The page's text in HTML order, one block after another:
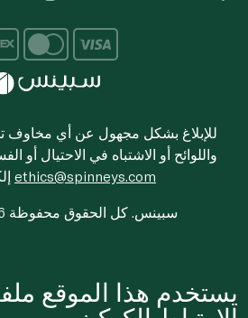
للإبلاغ بشكل مجهول عن أي مخاوف
واللوائح أو الاشتباه في الاحتيال أو
ethics@spinneys.com
© 2020-2026 سبينس. كل الحقوق محفوظة
يستخدم هذا الموقع